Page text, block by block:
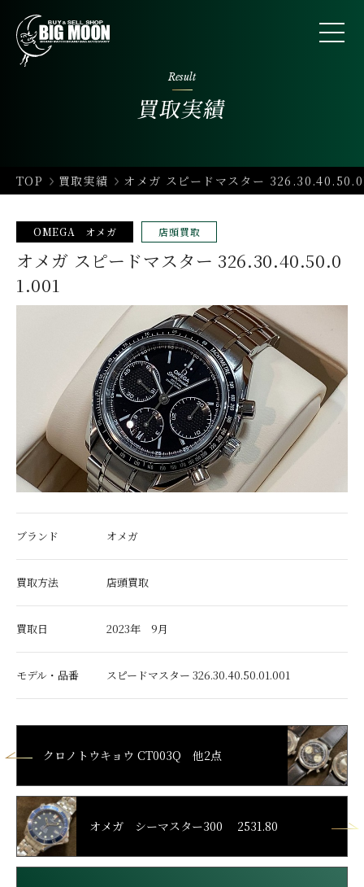
Result
買取実績
TOP 買取実績 オメガ スピードマスター
OMEGA オメガ 店頭買取
オメガ スピードマスター 326.30.40.50.0
1.001
ブランド オメガ
買取方法 店頭買取
買取日 2023年 9月
モデル・品番 スピードマスター 326.30.40.50.01.001
クロノトウキョウ CT003Q 他2点
オメガ シーマスター300 2531.80